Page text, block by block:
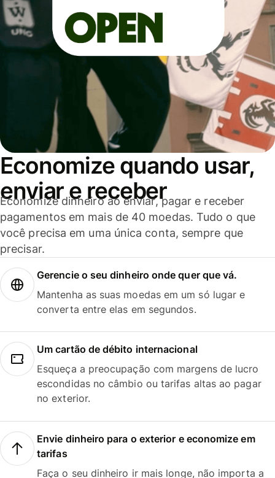
Economize quando usar,
enviar e receber
Economize dinheiro ao enviar, pagar e receber
pagamentos em mais de 40 moedas. Tudo o que
você precisa em uma única conta, sempre que
precisar.
Gerencie o seu dinheiro onde quer que vá.
Mantenha as suas moedas em um só lugar e
converta entre elas em segundos.
Um cartão de débito internacional
Esqueça a preocupação com margens de lucro
escondidas no câmbio ou tarifas altas ao pagar
no exterior.
Envie dinheiro para o exterior e economize em
tarifas
Faça o seu dinheiro ir mais longe, não importa a